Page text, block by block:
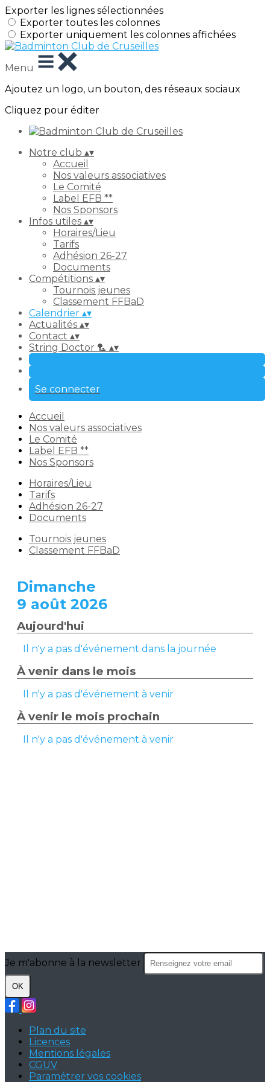
Exporter les lignes sélectionnées
Exporter toutes les colonnes
Exporter uniquement les colonnes affichées
Menu
Ajoutez un logo, un bouton, des réseaux sociaux
Cliquez pour éditer
Notre club ▴▾
Accueil
Nos valeurs associatives
Le Comité
Label EFB **
Nos Sponsors
Infos utiles ▴▾
Horaires/Lieu
Tarifs
Adhésion 26-27
Documents
Compétitions ▴▾
Tournois jeunes
Classement FFBaD
Calendrier ▴▾
Actualités ▴▾
Contact ▴▾
String Doctor 🏸 ▴▾
Se connecter
Accueil
Nos valeurs associatives
Le Comité
Label EFB **
Nos Sponsors
Horaires/Lieu
Tarifs
Adhésion 26-27
Documents
Tournois jeunes
Classement FFBaD
Dimanche
9 août 2026
Aujourd'hui
Il n'y a pas d'événement dans la journée
À venir dans le mois
Il n'y a pas d'événement à venir
À venir le mois prochain
Il n'y a pas d'événement à venir
Je m'abonne à la newsletter
OK
Plan du site
Licences
Mentions légales
CGUV
Paramétrer vos cookies